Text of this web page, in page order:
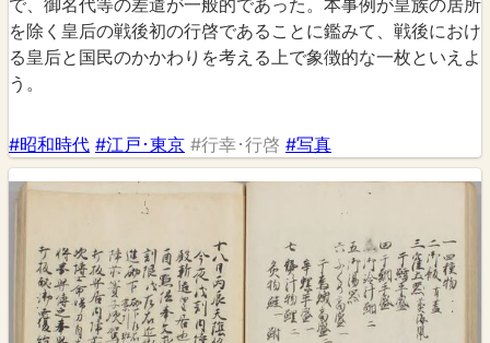
で、御名代等の差遣が一般的であった。本事例が皇族の居所
を除く皇后の戦後初の行啓であることに鑑みて、戦後におけ
る皇后と国民のかかわりを考える上で象徴的な一枚といえよ
う。
#昭和時代 #江戸･東京 #行幸･行啓 #写真